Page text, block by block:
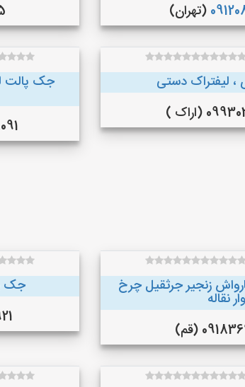
(تهران)
، لیفتراک دستی
(اراک )
جک پالت
زنجیر جرثقیل چرخ
نقاله
(قم)
جک